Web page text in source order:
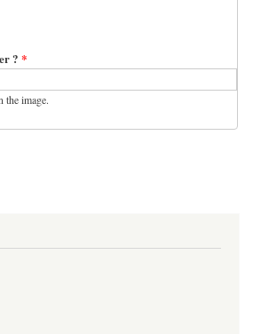
? *
the image.